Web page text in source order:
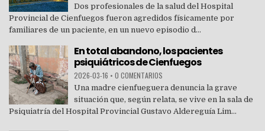
Dos profesionales de la salud del Hospital
Provincial de Cienfuegos fueron agredidos físicamente por
familiares de un paciente, en un nuevo episodio d...
En total abandono, los pacientes
psiquiátricos de Cienfuegos
2026-03-16 • 0 COMENTARIOS
Una madre cienfueguera denuncia la grave
situación que, según relata, se vive en la sala de
Psiquiatría del Hospital Provincial Gustavo Aldereguía Lim...